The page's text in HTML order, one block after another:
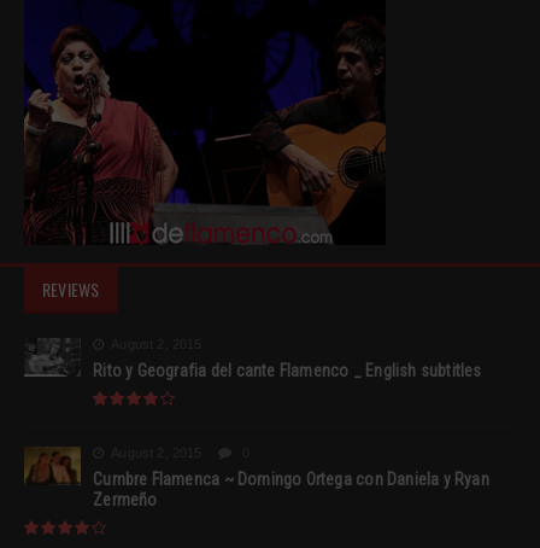
REVIEWS
Rito y Geografia del cante Flamenco _ English subtitles
Cumbre Flamenca ~ Domingo Ortega con Daniela y Ryan
Zermeño